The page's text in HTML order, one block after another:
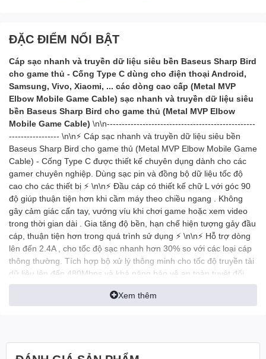
ĐẶC ĐIỂM NỔI BẬT
Cáp sạc nhanh và truyền dữ liệu siêu bền Baseus Sharp Bird
cho game thủ - Cống Type C dùng cho điện thoại Android,
Samsung, Vivo, Xiaomi, ... các dòng cao cấp (Metal MVP
Elbow Mobile Game Cable) sạc nhanh và truyền dữ liệu siêu
bền Baseus Sharp Bird cho game thủ (Metal MVP Elbow
Mobile Game Cable) \n\n--------------------------------------------------
----------------- \n\n⚡ Cáp sạc nhanh và truyền dữ liệu siêu bền
Baseus Sharp Bird cho game thủ (Metal MVP Elbow Mobile Game
Cable) - Cống Type C được thiết kế chuyên dụng dành cho các
gamer chuyên nghiệp. Dùng sạc pin và đồng bộ dữ liệu tốc độ
cao cho các thiết bị ⚡ \n\n⚡ Đầu cáp có thiết kế chữ L với góc 90
độ giúp thuận tiện hơn khi cầm máy theo chiều ngang . Không
gây cảm giác cấn tay, vướng víu khi chơi game hoặc xem video
trong thời gian dài . Gia tăng độ bền, hạn chế hiện tượng gảy đầu
cáp, thuận tiện hơn trong quá trình sử dụng ⚡ \n\n⚡ Hỗ trợ dòng
lên đến 2.4A , cho tốc độ sạc nhanh hơn 30% so với các loại cáp
thông thường. Tích hợp bộ xử lý thông minh cho tốc độ truyền tải
dữ liệu lên đến 480Mbps và khả năng bảo vệ an toàn tuyệt đối
cho thiết bị của bạn ⚡ \n\n⚡ Đầu cáp được làm bằng kim loại cao
cấp, siêu bền, thiết kế đặc biệt chắc chắn, chống hiện tượng gảy
Xem thêm